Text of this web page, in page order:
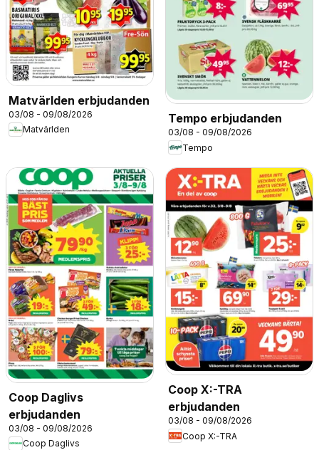
Matvärlden erbjudanden
03/08 - 09/08/2026
Matvärlden
Tempo erbjudanden
03/08 - 09/08/2026
Tempo
Coop Daglivs
erbjudanden
03/08 - 09/08/2026
Coop Daglivs
Coop X:-TRA
erbjudanden
03/08 - 09/08/2026
Coop X:-TRA